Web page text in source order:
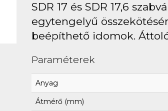
SDR 17 és SDR 17,6
egytengelyű
beépíthető idomok.
Paraméterek
Anyag
Átmérő (mm)